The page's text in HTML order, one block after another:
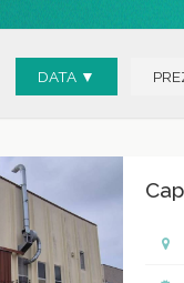
DATA ▼